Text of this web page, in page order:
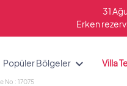
31
Erken
No : 17075
Popüler Bölgeler Villa